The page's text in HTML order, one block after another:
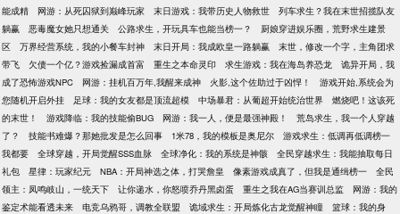
能成精
网游：从死囚狱到巅峰玩家 末日游戏：我带历史人物救世
列车求生？我在末世招揽队友
躺赢
恶毒魔女她只想通关 公路求生，开玩具车也能当榜一？
厨娘穿进娱乐圈，荒野求生建景
区
万界经营系统，我的小餐车封神 末日开局：我成欧皇一路躺赢
末世，修改一个字，主角团求
带飞
欠债一个亿？游戏捡漏成首富 重生之本命灵印 求生游戏：我在海岛养恐龙
诡异开局，我
成了恐怖游戏NPC
网游：挂机百万年,我醒来成神 火影,这个佐助过于凶悍！
游戏开始,系统会为
您随机开启外挂
足球：我的女友都是顶流超模 中场暴君：从葡超开始统治世界
燃烧吧！这该死
的末世！
游戏降临：我的技能偷BUG 网游：我一人，便是最强神殿！
荒岛求生，我一个人穿越
了？
技能书难爆？那她批发是怎么回事 1米78，我的模板是奥尼尔
游戏求生：低调再低调榜一
我都要
全球穿越，开局觉醒SSS血脉 全球净化：我的系统是神骸
全民穿越求生：我能抽取每日
礼包
星律：玩家纪元 NBA：开局神选之体，打哭詹皇 像素游戏成真了，但我是通缉榜一
全民
领主：凤鸣岐山，一统天下
让你递水，你怒喷乔丹黑卤蛋 重生之我在AG当赛训总监
网游：我的
鉴定术能看透未来
电竞乌鸦哥，调教全联盟 诡域求生：开局炼化古龙觉醒神瞳
篮球：我的身